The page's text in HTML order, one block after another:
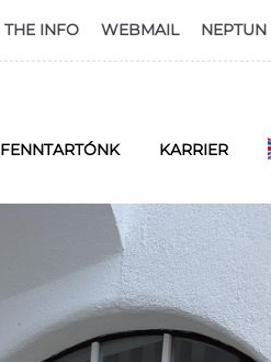
THE INFO WEBMAIL NEPTUN
FENNTARTÓNK KARRIER